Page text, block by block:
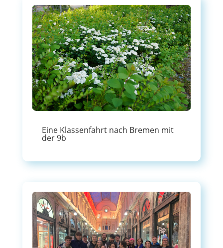
Eine Klassenfahrt nach Bremen mit
der 9b